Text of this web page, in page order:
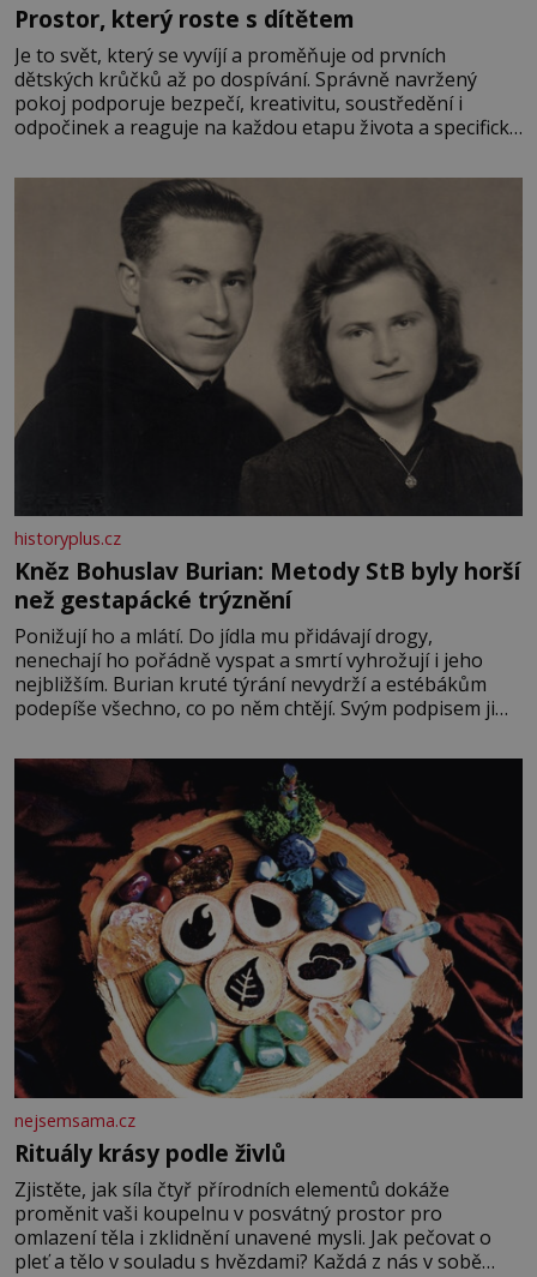
Prostor, který roste s dítětem
Je to svět, který se vyvíjí a proměňuje od prvních
dětských krůčků až po dospívání. Správně navržený
pokoj podporuje bezpečí, kreativitu, soustředění i
odpočinek a reaguje na každou etapu života a specifické
měkkost a bezpečí, proto by pokoj miminka měl působit
především klidně a útulně. Předškolní věk je
historyplus.cz
Kněz Bohuslav Burian: Metody StB byly horší
než gestapácké trýznění
Ponižují ho a mlátí. Do jídla mu přidávají drogy,
nenechají ho pořádně vyspat a smrtí vyhrožují i jeho
nejbližším. Burian kruté týrání nevydrží a estébákům
podepíše všechno, co po něm chtějí. Svým podpisem jim
fyzický ani psychický nátlak. Syn brněnského řezníka
chce být knězem a
nejsemsama.cz
Rituály krásy podle živlů
Zjistěte, jak síla čtyř přírodních elementů dokáže
proměnit vaši koupelnu v posvátný prostor pro
omlazení těla i zklidnění unavené mysli. Jak pečovat o
pleť a tělo v souladu s hvězdami? Každá z nás v sobě